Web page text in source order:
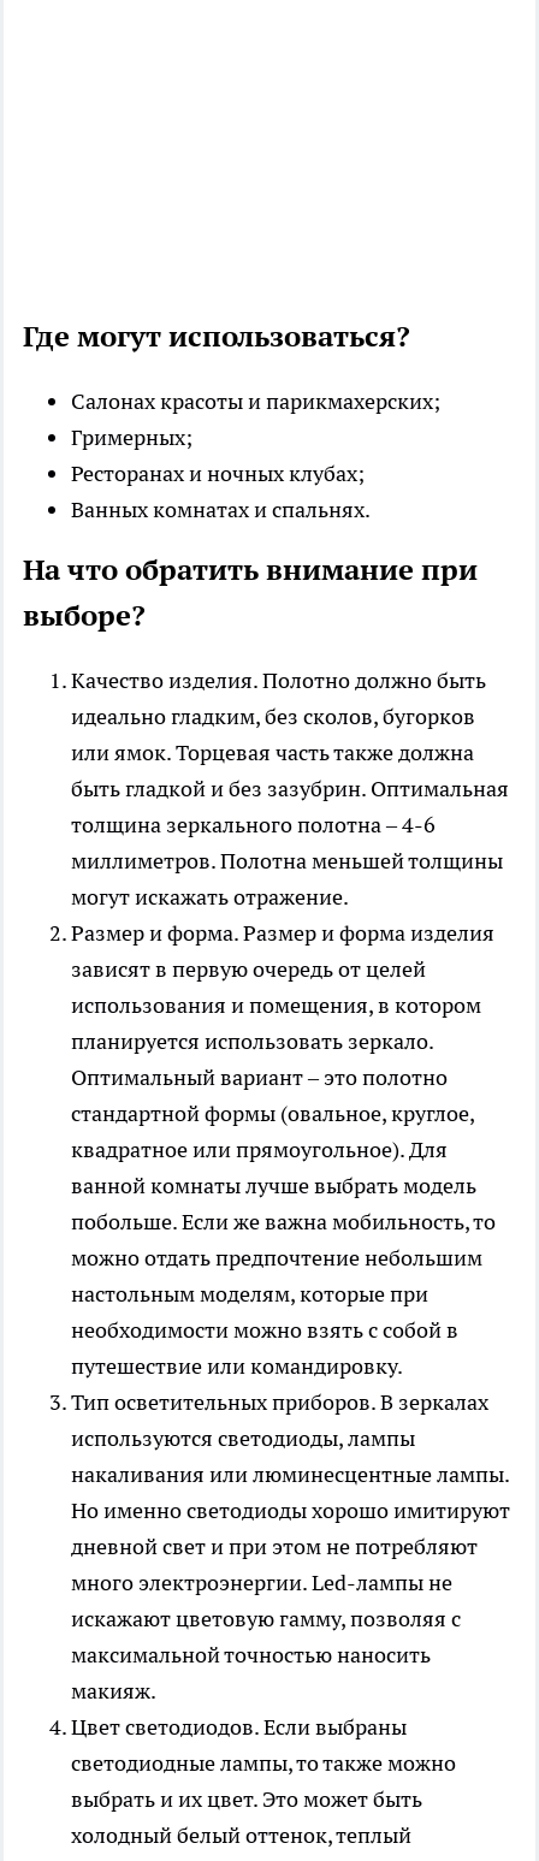
Где могут использоваться?
Салонах красоты и парикмахерских;
Гримерных;
Ресторанах и ночных клубах;
Ванных комнатах и спальнях.
На что обратить внимание при
выборе?
Качество изделия. Полотно должно быть
идеально гладким, без сколов, бугорков
или ямок. Торцевая часть также должна
быть гладкой и без зазубрин. Оптимальная
толщина зеркального полотна – 4-6
миллиметров. Полотна меньшей толщины
могут искажать отражение.
Размер и форма. Размер и форма изделия
зависят в первую очередь от целей
использования и помещения, в котором
планируется использовать зеркало.
Оптимальный вариант – это полотно
стандартной формы (овальное, круглое,
квадратное или прямоугольное). Для
ванной комнаты лучше выбрать модель
побольше. Если же важна мобильность, то
можно отдать предпочтение небольшим
настольным моделям, которые при
необходимости можно взять с собой в
путешествие или командировку.
Тип осветительных приборов. В зеркалах
используются светодиоды, лампы
накаливания или люминесцентные лампы.
Но именно светодиоды хорошо имитируют
дневной свет и при этом не потребляют
много электроэнергии. Led-лампы не
искажают цветовую гамму, позволяя с
максимальной точностью наносить
макияж.
Цвет светодиодов. Если выбраны
светодиодные лампы, то также можно
выбрать и их цвет. Это может быть
холодный белый оттенок, теплый